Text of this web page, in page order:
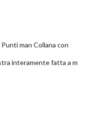
man Collana con
interamente fatta a m